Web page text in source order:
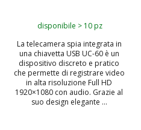
disponibile > 10 pz
La telecamera spia integrata in
una chiavetta USB UC-60 è un
dispositivo discreto e pratico
che permette di registrare video
in alta risoluzione Full HD
1920×1080 con audio. Grazie al
suo design elegante ...